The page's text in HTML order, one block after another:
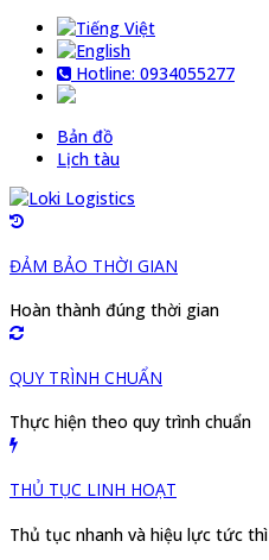
Hotline: 0934055277
Bản đồ
Lịch tàu
ĐẢM BẢO THỜI GIAN
Hoàn thành đúng thời gian
QUY TRÌNH CHUẨN
Thực hiện theo quy trình chuẩn
THỦ TỤC LINH HOẠT
Thủ tục nhanh và hiệu lực tức thì